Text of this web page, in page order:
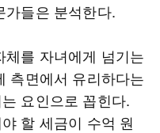
가들은 분석한다.
를 자녀에게 넘기는
측면에서 유리하다는
요인으로 꼽힌다.
할 세금이 수억 원